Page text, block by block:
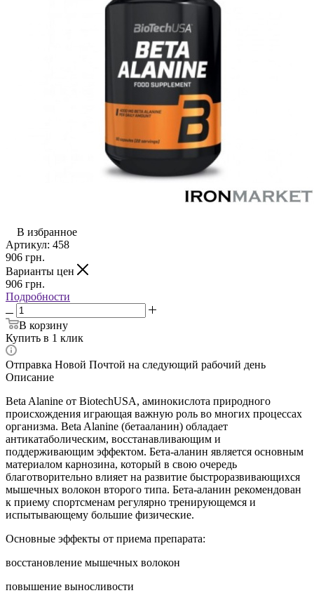
В избранное
Артикул: 458
906 грн.
Варианты цен
906 грн.
Подробности
В корзину
Купить в 1 клик
Отправка Новой Почтой на следующий рабочий день
Описание
Beta Alanine от BiotechUSA, аминокислота природного
происхождения играющая важную роль во многих процессах
организма. Beta Alanine (бетааланин) обладает
антикатаболическим, восстанавливающим и
поддерживающим эффектом. Бета-аланин является основным
материалом карнозина, который в свою очередь
благотворительно влияет на развитие быстроразвивающихся
мышечных волокон второго типа. Бета-аланин рекомендован
к приему спортсменам регулярно тренирующемся и
испытывающему большие физические.
Основные эффекты от приема препарата:
восстановление мышечных волокон
повышение выносливости